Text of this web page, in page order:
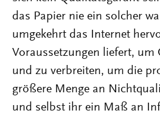
das Papier nie ein solcher
umgekehrt das Internet
Voraussetzungen liefert,
und zu verbreiten, um die
größere Menge an
und selbst ihr ein Maß an